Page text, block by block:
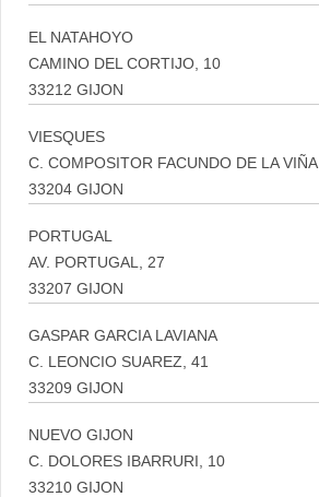
EL NATAHOYO
CAMINO DEL CORTIJO, 10
33212 GIJON
VIESQUES
C. COMPOSITOR FACUNDO DE LA VIÑA
33204 GIJON
PORTUGAL
AV. PORTUGAL, 27
33207 GIJON
GASPAR GARCIA LAVIANA
C. LEONCIO SUAREZ, 41
33209 GIJON
NUEVO GIJON
C. DOLORES IBARRURI, 10
33210 GIJON